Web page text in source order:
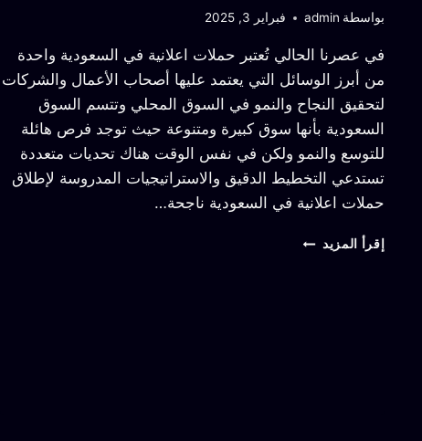
بواسطة admin فبراير 3, 2025
في عصرنا الحالي تُعتبر حملات اعلانية في السعودية واحدة
من أبرز الوسائل التي يعتمد عليها أصحاب الأعمال والشركات
لتحقيق النجاح والنمو في السوق المحلي وتتسم السوق
السعودية بأنها سوق كبيرة ومتنوعة حيث توجد فرص هائلة
للتوسع والنمو ولكن في نفس الوقت هناك تحديات متعددة
تستدعي التخطيط الدقيق والاستراتيجيات المدروسة لإطلاق
حملات اعلانية في السعودية ناجحة…
إقرأ المزيد